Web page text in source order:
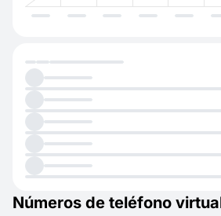
Números de teléfono